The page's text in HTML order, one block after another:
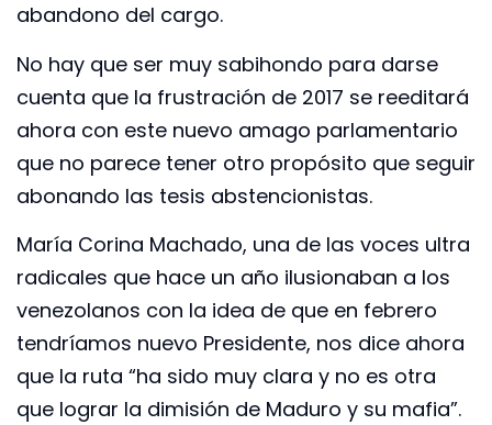
abandono del cargo.
No hay que ser muy sabihondo para darse
cuenta que la frustración de 2017 se reeditará
ahora con este nuevo amago parlamentario
que no parece tener otro propósito que seguir
abonando las tesis abstencionistas.
María Corina Machado, una de las voces ultra
radicales que hace un año ilusionaban a los
venezolanos con la idea de que en febrero
tendríamos nuevo Presidente, nos dice ahora
que la ruta “ha sido muy clara y no es otra
que lograr la dimisión de Maduro y su mafia”.